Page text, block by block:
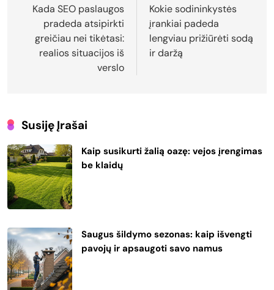
tarp
įrašų
Kada SEO paslaugos
pradeda atsipirkti
greičiau nei tikėtasi:
realios situacijos iš
verslo
Kokie sodininkystės
įrankiai padeda
lengviau prižiūrėti sodą
ir daržą
Susiję Įrašai
Kaip susikurti žalią oazę: vejos įrengimas
be klaidų
Saugus šildymo sezonas: kaip išvengti
pavojų ir apsaugoti savo namus